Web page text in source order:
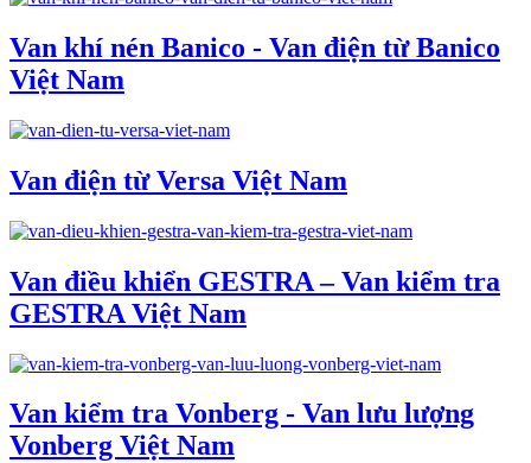
Van khí nén Banico - Van điện từ Banico
Việt Nam
Van điện từ Versa Việt Nam
Van điều khiển GESTRA – Van kiểm tra
GESTRA Việt Nam
Van kiểm tra Vonberg - Van lưu lượng
Vonberg Việt Nam